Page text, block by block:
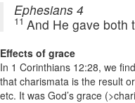
Ephesians 4
11 And He gave both
Effects of grace
In 1 Corinthians 12:28, we
that charismata is the result
etc. It was God’s grace